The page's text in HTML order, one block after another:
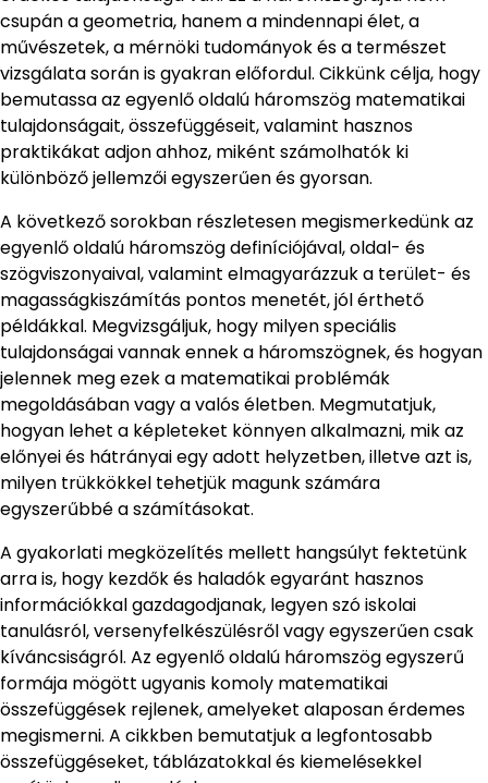
csupán a geometria, hanem a mindennapi élet, a
művészetek, a mérnöki tudományok és a természet
vizsgálata során is gyakran előfordul. Cikkünk célja, hogy
bemutassa az egyenlő oldalú háromszög matematikai
tulajdonságait, összefüggéseit, valamint hasznos
praktikákat adjon ahhoz, miként számolhatók ki
különböző jellemzői egyszerűen és gyorsan.
A következő sorokban részletesen megismerkedünk az
egyenlő oldalú háromszög definíciójával, oldal- és
szögviszonyaival, valamint elmagyarázzuk a terület- és
magasságkiszámítás pontos menetét, jól érthető
példákkal. Megvizsgáljuk, hogy milyen speciális
tulajdonságai vannak ennek a háromszögnek, és hogyan
jelennek meg ezek a matematikai problémák
megoldásában vagy a valós életben. Megmutatjuk,
hogyan lehet a képleteket könnyen alkalmazni, mik az
előnyei és hátrányai egy adott helyzetben, illetve azt is,
milyen trükkökkel tehetjük magunk számára
egyszerűbbé a számításokat.
A gyakorlati megközelítés mellett hangsúlyt fektetünk
arra is, hogy kezdők és haladók egyaránt hasznos
információkkal gazdagodjanak, legyen szó iskolai
tanulásról, versenyfelkészülésről vagy egyszerűen csak
kíváncsiságról. Az egyenlő oldalú háromszög egyszerű
formája mögött ugyanis komoly matematikai
összefüggések rejlenek, amelyeket alaposan érdemes
megismerni. A cikkben bemutatjuk a legfontosabb
összefüggéseket, táblázatokkal és kiemelésekkel